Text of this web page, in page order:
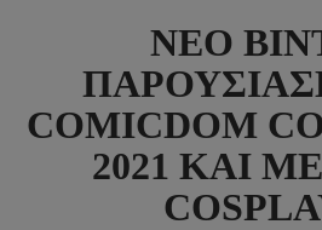
ΝΈΟ
COMICDOM
2021 ΚΑΙ